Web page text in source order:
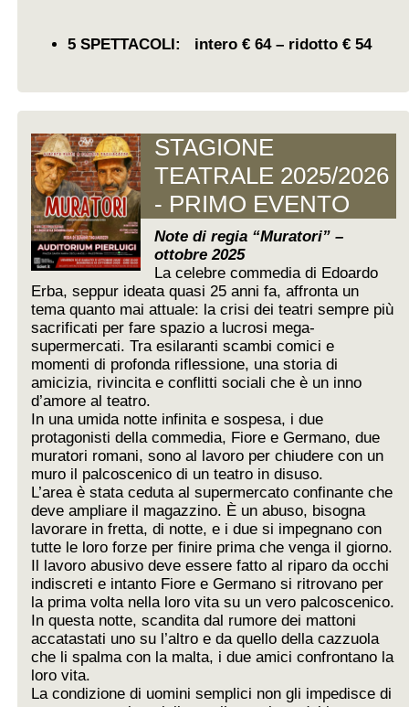
5 SPETTACOLI: intero € 64 – ridotto € 54
STAGIONE
TEATRALE 2025/2026
- PRIMO EVENTO
Note di regia “Muratori” –
ottobre 2025
La celebre commedia di Edoardo
Erba, seppur ideata quasi 25 anni fa, affronta un
tema quanto mai attuale: la crisi dei teatri sempre più
sacrificati per fare spazio a lucrosi mega-
supermercati. Tra esilaranti scambi comici e
momenti di profonda riflessione, una storia di
amicizia, rivincita e conflitti sociali che è un inno
d’amore al teatro.
In una umida notte infinita e sospesa, i due
protagonisti della commedia, Fiore e Germano, due
muratori romani, sono al lavoro per chiudere con un
muro il palcoscenico di un teatro in disuso.
L’area è stata ceduta al supermercato confinante che
deve ampliare il magazzino. È un abuso, bisogna
lavorare in fretta, di notte, e i due si impegnano con
tutte le loro forze per finire prima che venga il giorno.
Il lavoro abusivo deve essere fatto al riparo da occhi
indiscreti e intanto Fiore e Germano si ritrovano per
la prima volta nella loro vita su un vero palcoscenico.
In questa notte, scandita dal rumore dei mattoni
accatastati uno su l’altro e da quello della cazzuola
che li spalma con la malta, i due amici confrontano la
loro vita.
La condizione di uomini semplici non gli impedisce di